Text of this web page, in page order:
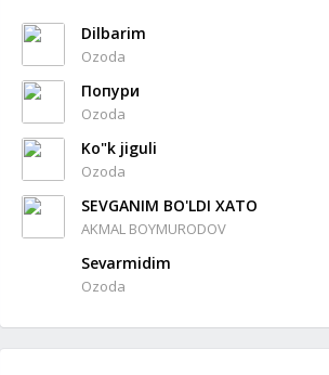
Dilbarim
Ozoda
Попури
Ozoda
Ko"k jiguli
Ozoda
SEVGANIM BO'LDI XATO
AKMAL BOYMURODOV
Sevarmidim
Ozoda